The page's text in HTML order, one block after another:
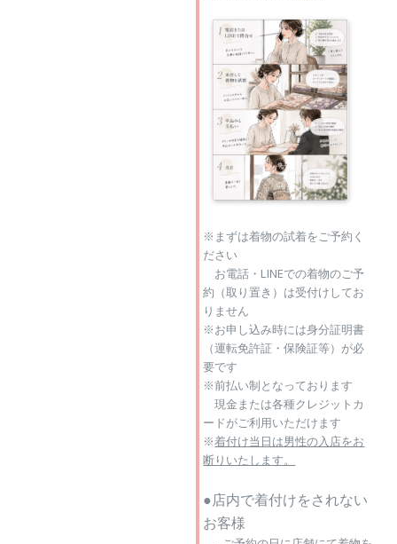
※まずは着物の試着をご予約く
ださい
お電話・LINEでの着物のご予
約（取り置き）は受付けしてお
りません
※お申し込み時には身分証明書
（運転免許証・保険証等）が必
要です
※前払い制となっております
現金または各種クレジットカ
ードがご利用いただけます
※着付け当日は男性の入店をお
断りいたします。
●店内で着付けをされない
お客様